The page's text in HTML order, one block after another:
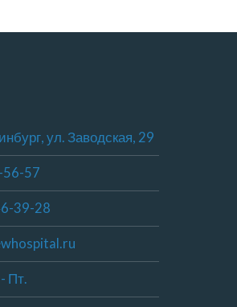
ул. Заводская, 29
56-57
39-28
Пт.